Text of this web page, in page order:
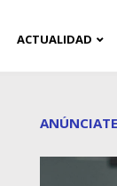
ACTUALIDAD